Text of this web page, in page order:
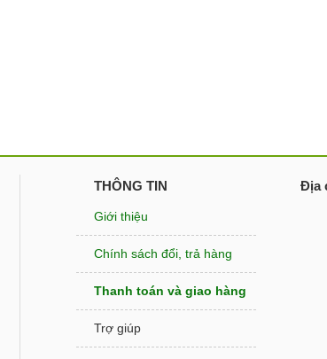
THÔNG TIN
Giới thiệu
Chính sách đổi, trả hàng
Thanh toán và giao hàng
Trợ giúp
Địa